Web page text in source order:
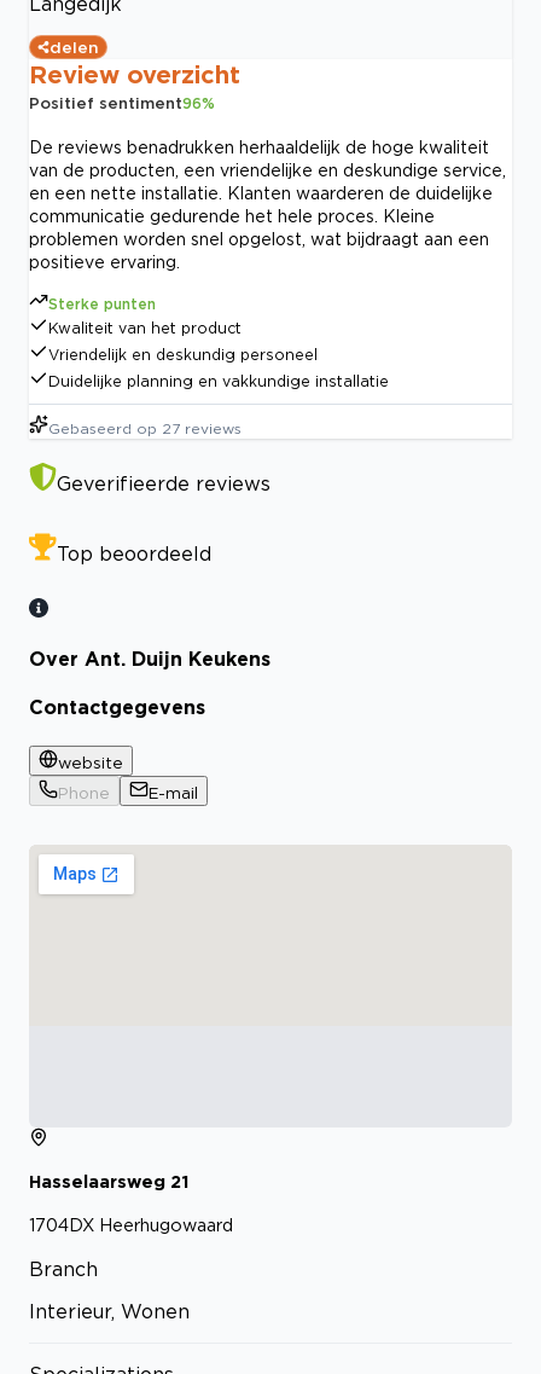
delen
Review overzicht
Positief sentiment96%
De reviews benadrukken herhaaldelijk de hoge kwaliteit
van de producten, een vriendelijke en deskundige service,
en een nette installatie. Klanten waarderen de duidelijke
communicatie gedurende het hele proces. Kleine
problemen worden snel opgelost, wat bijdraagt aan een
positieve ervaring.
Sterke punten
Kwaliteit van het product
Vriendelijk en deskundig personeel
Duidelijke planning en vakkundige installatie
Gebaseerd op 27 reviews
Geverifieerde reviews
Top beoordeeld
Over Ant. Duijn Keukens
Contactgegevens
website
Phone
E-mail
Hasselaarsweg 21
1704DX Heerhugowaard
Branch
Interieur, Wonen